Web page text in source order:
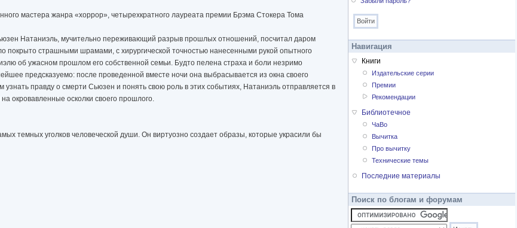
мастера жанра «хоррор», четырехкратного лауреата премии Брэма Стокера Тома
Натаниэль, мучительно переживающий разрыв прошлых отношений, посчитал даром
покрыто страшными шрамами, с хирургической точностью нанесенными рукой опытного
об ужасном прошлом его собственной семьи. Будто пелена страха и боли незримо
предсказуемо: после проведенной вместе ночи она выбрасывается из окна своего
правду о смерти Сьюзен и понять свою роль в этих событиях, Натаниэль отправляется в
окровавленные осколки своего прошлого.
темных уголков человеческой души. Он виртуозно создает образы, которые украсили бы
Навигация
Книги
Издательские серии
Премии
Рекомендации
Библиотечное
ЧаВо
Вычитка
Про вычитку
Технические темы
Последние материалы
Поиск по блогам и форумам